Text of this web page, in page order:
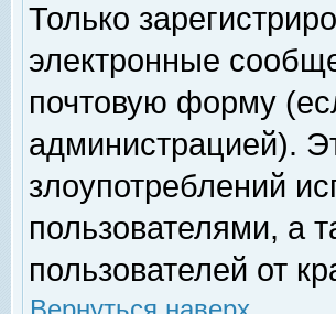
Только
электронные
почтовую форму
администрацией).
злоупотреблений
пользователями, а
пользователей от